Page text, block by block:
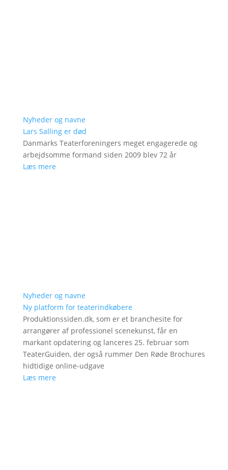
Nyheder og navne
Lars Salling er død
Danmarks Teaterforeningers meget engagerede og
arbejdsomme formand siden 2009 blev 72 år
Læs mere
Nyheder og navne
Ny platform for teaterindkøbere
Produktionssiden.dk, som er et branchesite for
arrangører af professionel scenekunst, får en
markant opdatering og lanceres 25. februar som
TeaterGuiden, der også rummer Den Røde Brochures
hidtidige online-udgave
Læs mere